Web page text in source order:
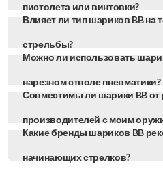
пистолета или винтовки?
Влияет ли тип шариков BB на
стрельбы?
Можно ли использовать
нарезном стволе пневматики?
Совместимы ли шарики BB от
производителей с моим
Какие бренды шариков BB
начинающих стрелков?